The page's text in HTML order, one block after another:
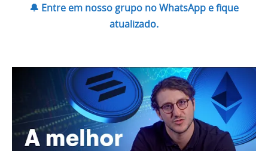
🔔 Entre em nosso grupo no WhatsApp e fique
atualizado.